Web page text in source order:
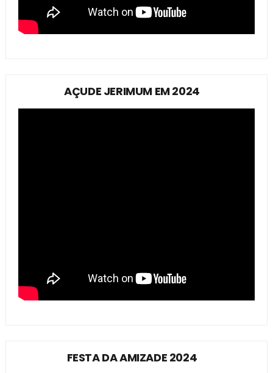
AÇUDE JERIMUM EM 2024
FESTA DA AMIZADE 2024